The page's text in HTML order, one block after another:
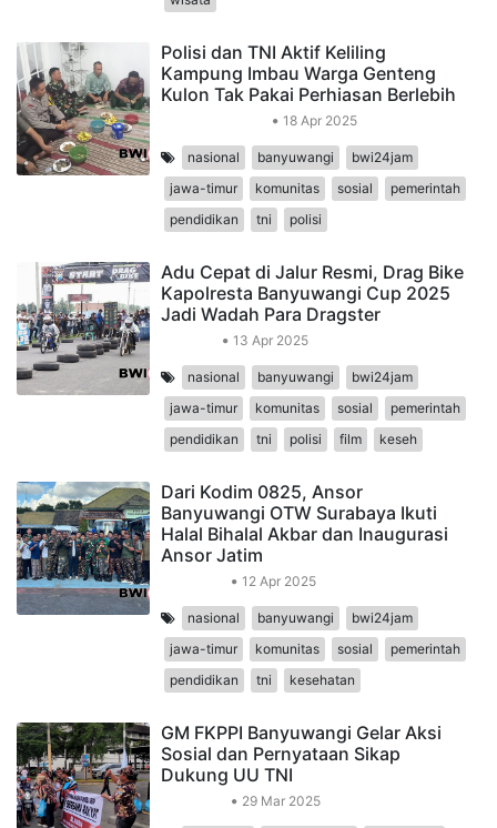
Polisi dan TNI Aktif Keliling
Kampung Imbau Warga Genteng
Kulon Tak Pakai Perhiasan Berlebih
18 Apr 2025
nasional banyuwangi
bwi24jam
jawa-timur
komunitas sosial
pemerintah
pendidikan
tni polisi
Adu Cepat di Jalur Resmi, Drag Bike
Kapolresta Banyuwangi Cup 2025
Jadi Wadah Para Dragster
13 Apr 2025
nasional banyuwangi
bwi24jam
jawa-timur
komunitas sosial
pemerintah
pendidikan
tni polisi film keseh
Dari Kodim 0825, Ansor
Banyuwangi OTW Surabaya Ikuti
Halal Bihalal Akbar dan Inaugurasi
Ansor Jatim
12 Apr 2025
nasional banyuwangi
bwi24jam
jawa-timur
komunitas sosial
pemerintah
pendidikan
tni kesehatan
GM FKPPI Banyuwangi Gelar Aksi
Sosial dan Pernyataan Sikap
Dukung UU TNI
29 Mar 2025